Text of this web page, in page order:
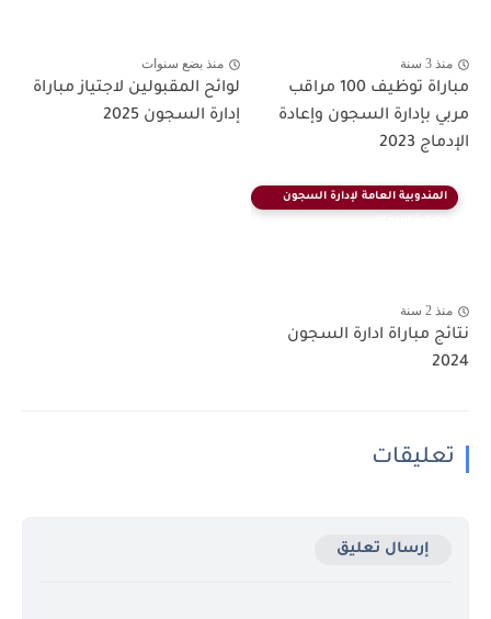
منذ 3 سنة
مباراة توظيف 100 مراقب
مربي بإدارة السجون وإعادة
الإدماج 2023
منذ بضع سنوات
لوائح المقبولين لاجتياز مباراة
إدارة السجون 2025
المندوبية العامة لإدارة السجون
منذ 2 سنة
نتائج مباراة ادارة السجون
2024
تعليقات
إرسال تعليق